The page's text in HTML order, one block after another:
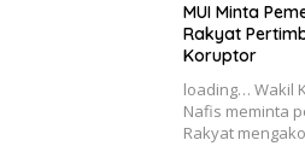
MUI Minta
Rakyat
Koruptor
loading… Wakil
Nafis meminta
Rakyat